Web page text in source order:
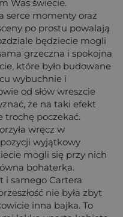
Was świecie.
serce momenty oraz
po prostu powalają
będziecie mogli
grzeczna i spokojna
które było budowane
wybuchnie i
od słów wreszcie
że na taki efekt
trochę poczekać.
wręcz w
wyjątkowy
mogli się przy nich
bohaterka.
i samego Cartera
nie była zbyt
inna bajka. To